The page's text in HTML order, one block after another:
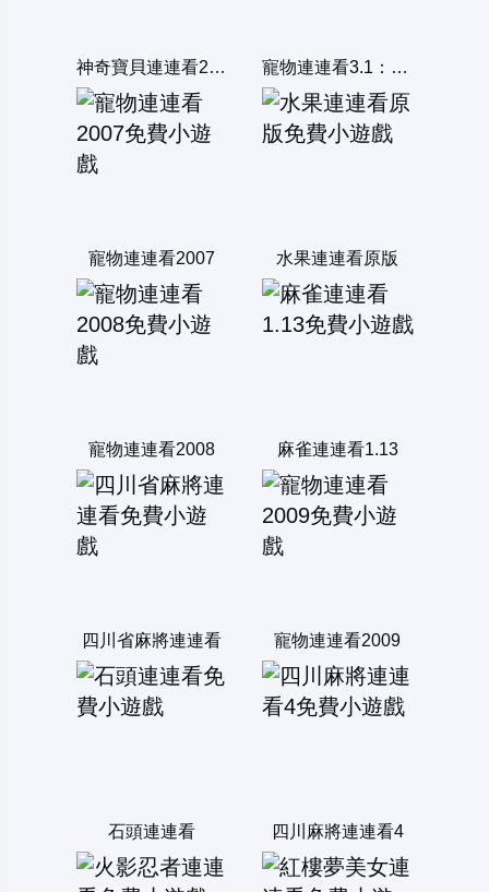
神奇寶貝連連看2004 寵物連連看3.1：共享版
寵物連連看2007 水果連連看原版
寵物連連看2008 麻雀連連看1.13
四川省麻將連連看 寵物連連看2009
石頭連連看 四川麻將連連看4